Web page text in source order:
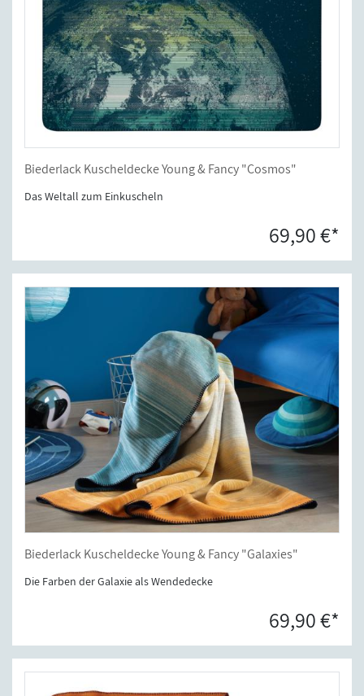
Biederlack Kuscheldecke Young & Fancy "Cosmos"
Das Weltall zum Einkuscheln
69,90 €*
Biederlack Kuscheldecke Young & Fancy "Galaxies"
Die Farben der Galaxie als Wendedecke
69,90 €*